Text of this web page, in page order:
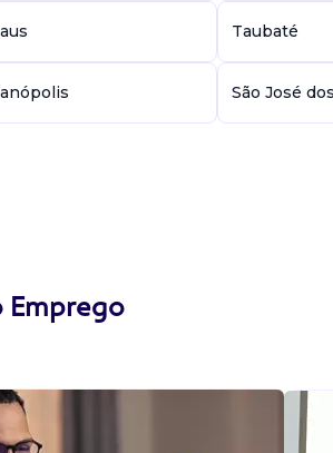
Taubaté
São José
Emprego